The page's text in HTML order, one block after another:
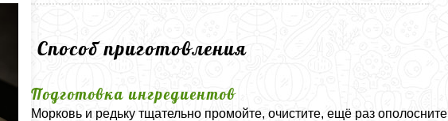
Способ приготовления
Подготовка ингредиентов
Морковь и редьку тщательно промойте, очистите, ещё раз